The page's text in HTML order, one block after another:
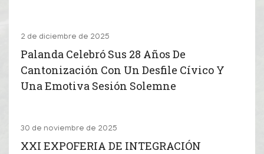
2 de diciembre de 2025
Palanda Celebró Sus 28 Años De
Cantonización Con Un Desfile Cívico Y
Una Emotiva Sesión Solemne
30 de noviembre de 2025
XXI EXPOFERIA DE INTEGRACIÓN